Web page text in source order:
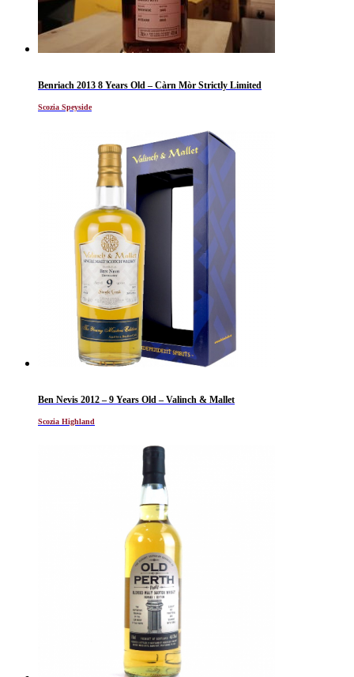
Benriach 2013 8 Years Old – Càrn Mòr Strictly Limited
Scozia Speyside
Ben Nevis 2012 – 9 Years Old – Valinch & Mallet
Scozia Highland